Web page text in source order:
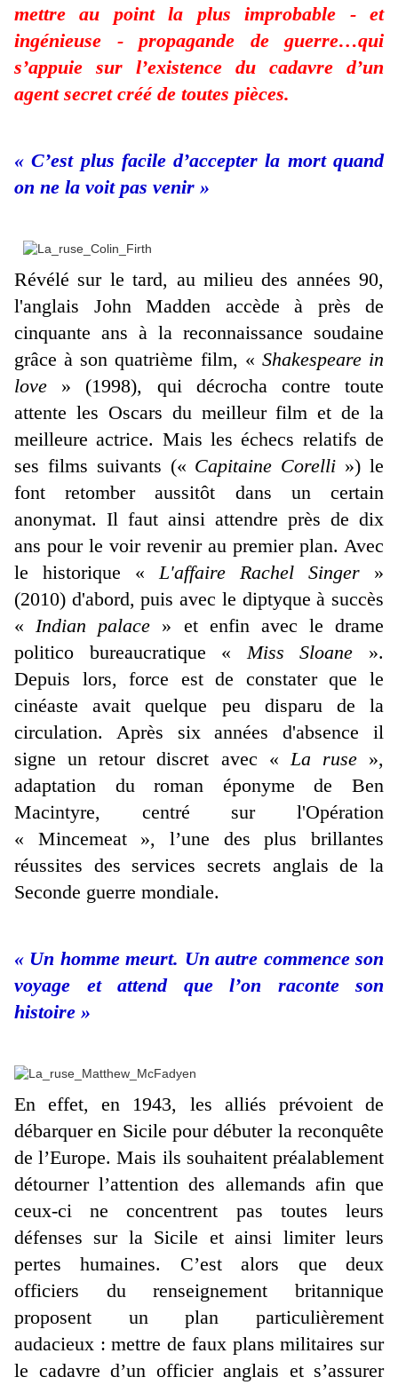
mettre au point la plus improbable - et
ingénieuse - propagande de guerre…qui
s’appuie sur l’existence du cadavre d’un
agent secret créé de toutes pièces.
« C’est plus facile d’accepter la mort quand
on ne la voit pas venir »
Révélé sur le tard, au milieu des années 90,
l'anglais John Madden accède à près de
cinquante ans à la reconnaissance soudaine
grâce à son quatrième film, « Shakespeare in
love » (1998), qui décrocha contre toute
attente les Oscars du meilleur film et de la
meilleure actrice. Mais les échecs relatifs de
ses films suivants (« Capitaine Corelli ») le
font retomber aussitôt dans un certain
anonymat. Il faut ainsi attendre près de dix
ans pour le voir revenir au premier plan. Avec
le historique «L'affaire Rachel Singer »
(2010) d'abord, puis avec le diptyque à succès
«Indian palace » et enfin avec le drame
politico bureaucratique «Miss Sloane ».
Depuis lors, force est de constater que le
cinéaste avait quelque peu disparu de la
circulation. Après six années d'absence il
signe un retour discret avec «La ruse»,
adaptation du roman éponyme de Ben
Macintyre, centré sur l'Opération
« Mincemeat », l’une des plus brillantes
réussites des services secrets anglais de la
Seconde guerre mondiale.
« Un homme meurt. Un autre commence son
voyage et attend que l’on raconte son
histoire »
En effet, en 1943, les alliés prévoient de
débarquer en Sicile pour débuter la reconquête
de l’Europe. Mais ils souhaitent préalablement
détourner l’attention des allemands afin que
ceux-ci ne concentrent pas toutes leurs
défenses sur la Sicile et ainsi limiter leurs
pertes humaines. C’est alors que deux
officiers du renseignement britannique
proposent un plan particulièrement
audacieux : mettre de faux plans militaires sur
le cadavre d’un officier anglais et s’assurer